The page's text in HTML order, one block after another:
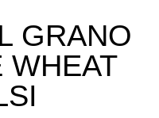
GRANO
WHEAT